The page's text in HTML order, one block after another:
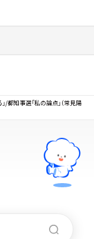
/都知事選「私の論点」（常見陽